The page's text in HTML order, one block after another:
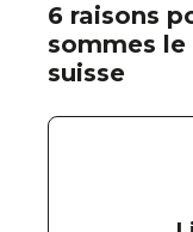
6 raisons
sommes
suisse